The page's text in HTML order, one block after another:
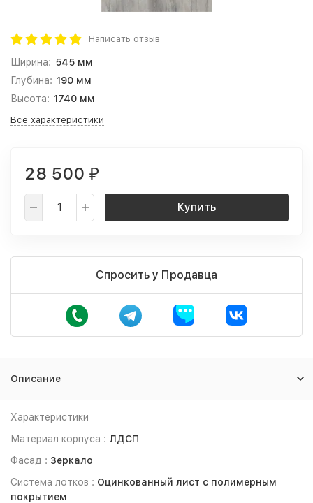
Написать отзыв
Ширина: 545 мм
Глубина: 190 мм
Высота: 1740 мм
Все характеристики
28 500 ₽
Купить
Спросить у Продавца
Описание
Характеристики
Материал корпуса : ЛДСП
Фасад : Зеркало
Система лотков : Оцинкованный лист с полимерным
покрытием